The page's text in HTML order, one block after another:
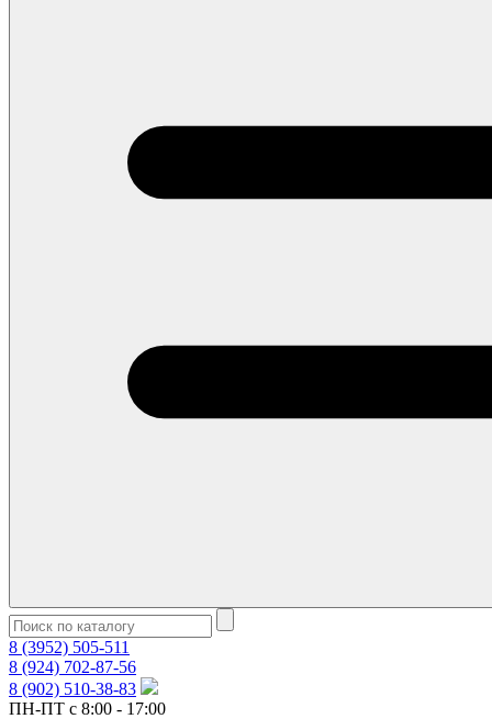
8 (3952) 505-511
8 (924) 702-87-56
8 (902) 510-38-83
ПН-ПТ с 8:00 - 17:00